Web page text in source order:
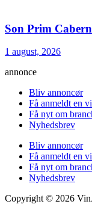
Son Prim
1 august, 2026
annonce
Bliv annoncør
Få anmeldt en
Få nyt om
Nyhedsbrev
Bliv annoncør
Få anmeldt en
Få nyt om
Nyhedsbrev
Copyright © 2026